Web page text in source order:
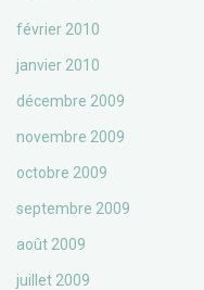
février 2010
janvier 2010
décembre 2009
novembre 2009
octobre 2009
septembre 2009
août 2009
juillet 2009